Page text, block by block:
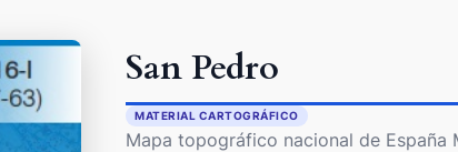
San Pedro
MATERIAL CARTOGRÁFICO
Mapa topográfico nacional de España